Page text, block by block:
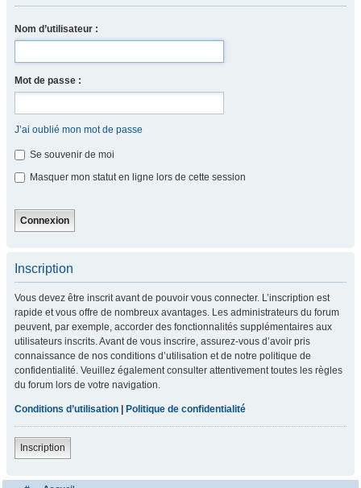
Nom d’utilisateur :
Mot de passe :
J’ai oublié mon mot de passe
Se souvenir de moi
Masquer mon statut en ligne lors de cette session
Inscription
Vous devez être inscrit avant de pouvoir vous connecter. L’inscription est
rapide et vous offre de nombreux avantages. Les administrateurs du forum
peuvent, par exemple, accorder des fonctionnalités supplémentaires aux
utilisateurs inscrits. Avant de vous inscrire, assurez-vous d’avoir pris
connaissance de nos conditions d’utilisation et de notre politique de
confidentialité. Veuillez également consulter attentivement toutes les règles
du forum lors de votre navigation.
Conditions d’utilisation Politique de confidentialité
Inscription